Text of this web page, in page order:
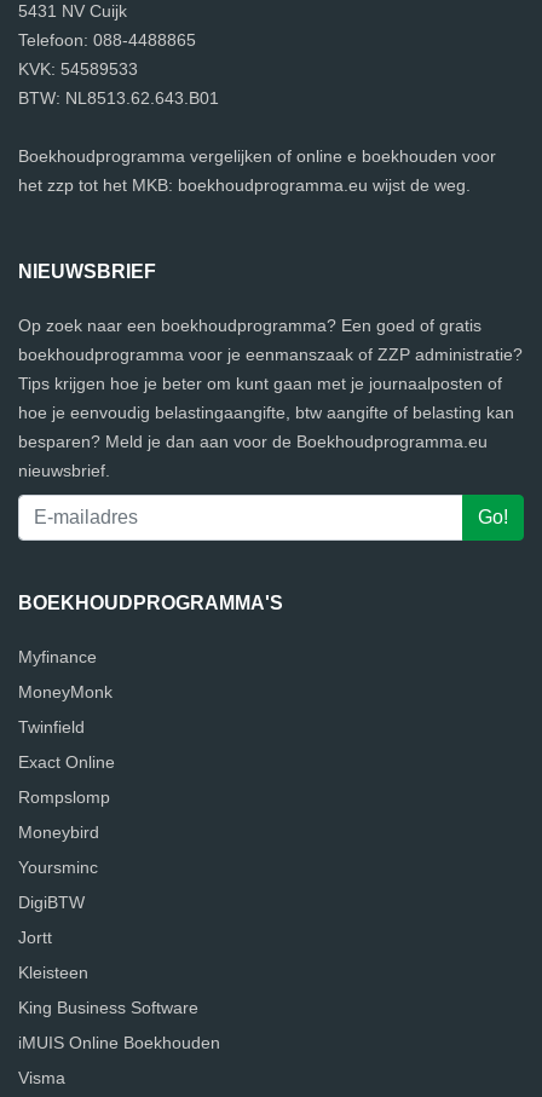
5431 NV Cuijk
Telefoon: 088-4488865
KVK: 54589533
BTW: NL8513.62.643.B01
Boekhoudprogramma vergelijken of online e boekhouden voor
het zzp tot het MKB: boekhoudprogramma.eu wijst de weg.
NIEUWSBRIEF
Op zoek naar een boekhoudprogramma? Een goed of gratis
boekhoudprogramma voor je eenmanszaak of ZZP administratie?
Tips krijgen hoe je beter om kunt gaan met je journaalposten of
hoe je eenvoudig belastingaangifte, btw aangifte of belasting kan
besparen? Meld je dan aan voor de Boekhoudprogramma.eu
nieuwsbrief.
BOEKHOUDPROGRAMMA'S
Myfinance
MoneyMonk
Twinfield
Exact Online
Rompslomp
Moneybird
Yoursminc
DigiBTW
Jortt
Kleisteen
King Business Software
iMUIS Online Boekhouden
Visma